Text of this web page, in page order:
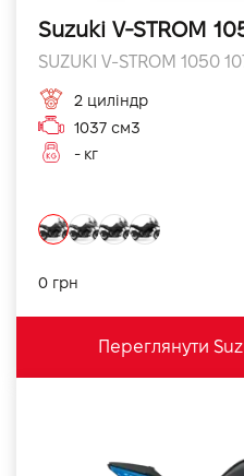
Suzuki V-STROM
SUZUKI V-STROM 1050
2 циліндр
1037 см3
- кг
0 грн
Переглянути